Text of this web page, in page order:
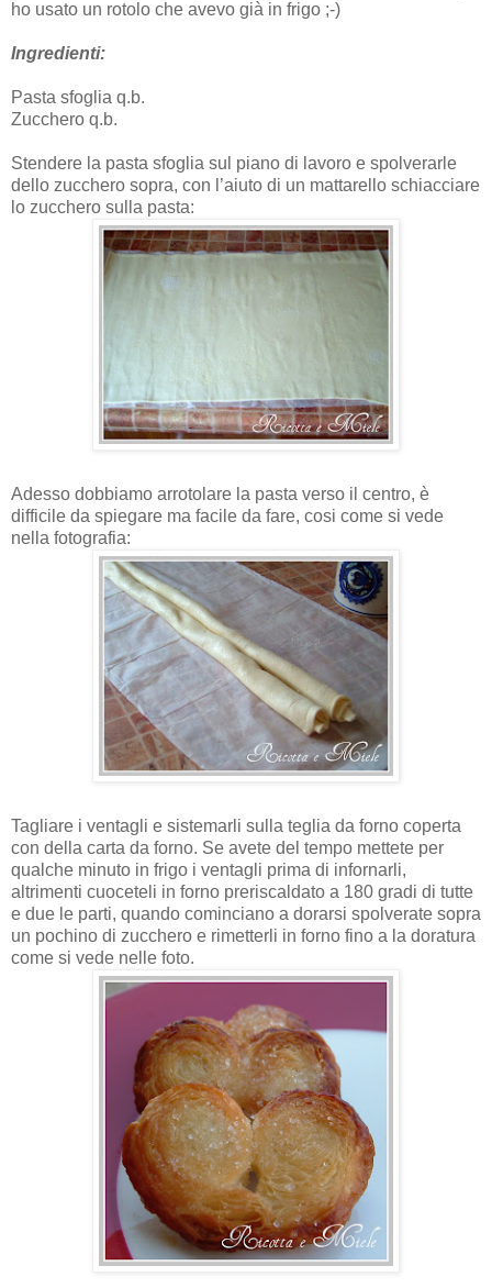
ho usato un rotolo che avevo già in frigo ;-)
Ingredienti:
Pasta sfoglia q.b.
Zucchero q.b.
Stendere la pasta sfoglia sul piano di lavoro e spolverarle
dello zucchero sopra, con l’aiuto di un mattarello schiacciare
lo zucchero sulla pasta:
Adesso dobbiamo arrotolare la pasta verso il centro, è
difficile da spiegare ma facile da fare, cosi come si vede
nella fotografia:
Tagliare i ventagli e sistemarli sulla teglia da forno coperta
con della carta da forno. Se avete del tempo mettete per
qualche minuto in frigo i ventagli prima di infornarli,
altrimenti cuoceteli in forno preriscaldato a 180 gradi di tutte
e due le parti, quando cominciano a dorarsi spolverate sopra
un pochino di zucchero e rimetterli in forno fino a la doratura
come si vede nelle foto.